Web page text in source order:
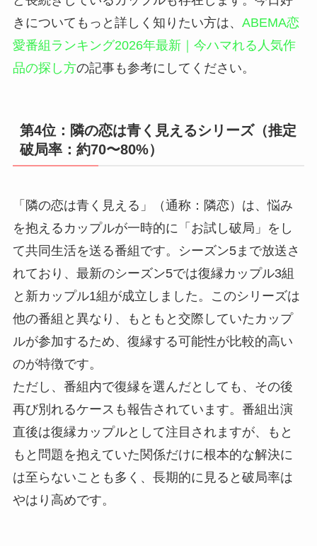
きについてもっと詳しく知りたい方は、 ABEMA恋
愛番組ランキング2026年最新｜今ハマれる人気作
品の探し方の記事も参考にしてください。
第4位：隣の恋は青く見えるシリーズ（推定
破局率：約70〜80%）
「隣の恋は青く見える」（通称：隣恋）は、悩み
を抱えるカップルが一時的に「お試し破局」をし
て共同生活を送る番組です。シーズン5まで放送さ
れており、最新のシーズン5では復縁カップル3組
と新カップル1組が成立しました。このシリーズは
他の番組と異なり、もともと交際していたカップ
ルが参加するため、復縁する可能性が比較的高い
のが特徴です。
ただし、番組内で復縁を選んだとしても、その後
再び別れるケースも報告されています。番組出演
直後は復縁カップルとして注目されますが、もと
もと問題を抱えていた関係だけに根本的な解決に
は至らないことも多く、長期的に見ると破局率は
やはり高めです。